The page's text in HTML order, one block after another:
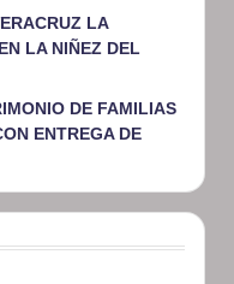
LA
LA NIÑEZ DEL
DE FAMILIAS
ENTREGA DE